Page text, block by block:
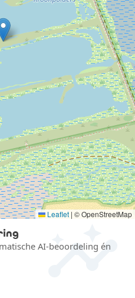
Leaflet | © OpenStreetMap
insights
AI-beoordeling én